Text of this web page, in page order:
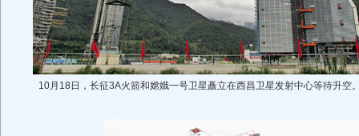
10月18日，长征3A火箭和嫦娥一号卫星矗立在西昌卫星发射中心等待升空